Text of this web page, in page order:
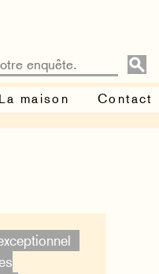
La maison Contact